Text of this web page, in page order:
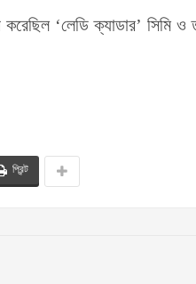
‘লেডি ক্যাডার’ সিমি
প্রিন্ট